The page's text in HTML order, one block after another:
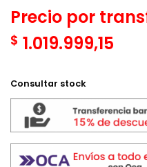
Precio por
$ 1.019.999,15
Consultar stock